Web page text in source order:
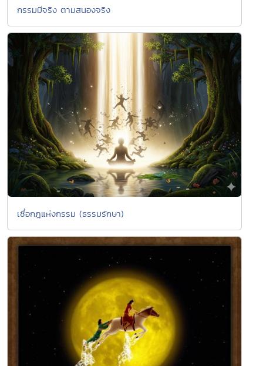
กรรมมีจริง ตามสนองจริง
เชื่อกฎแห่งกรรม (ธรรมรักษา)